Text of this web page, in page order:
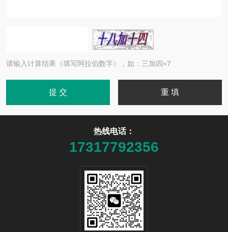
请输入计算结果（填写阿拉伯数字），如：三加四=7
热线电话：
17317792356